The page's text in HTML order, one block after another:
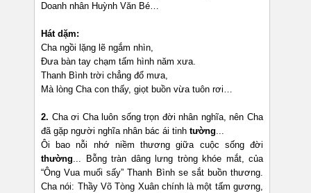
Doanh nhân Huỳnh Văn Bé…
Hát dặm:
Cha ngồi lặng lẽ ngắm nhìn,
Đưa bàn tay chạm tấm hình năm xưa.
Thanh Bình trời chẳng đổ mưa,
Mà lòng Cha con thấy, giọt buồn vừa tuôn rơi…
2. Cha ơi Cha luôn sống trọn đời nhân nghĩa, nên Cha
đã gặp người nghĩa nhân bác ái tinh tường...
Ôi bao nỗi nhớ niềm thương giữa cuộc sống đời
thường... Bỗng tràn dâng lưng tròng khóe mắt, của
“Ông Vua muối sấy” Thanh Bình se sắt buồn thương.
Cha nói: Thầy Võ Tòng Xuân chính là một tấm gương,